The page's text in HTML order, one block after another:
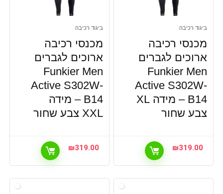
ביגוד רכיבה
מכנסי רכיבה
ארוכים לגברים
Funkier Men
Active S302W-
B14 – מידה XL
צבע שחור
₪319.00
ביגוד רכיבה
מכנסי רכיבה
ארוכים לגברים
Funkier Men
Active S302W-
B14 – מידה
XXL צבע שחור
₪319.00